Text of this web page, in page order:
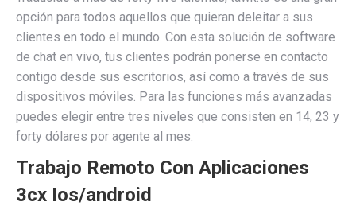
opción para todos aquellos que quieran deleitar a sus
clientes en todo el mundo. Con esta solución de software
de chat en vivo, tus clientes podrán ponerse en contacto
contigo desde sus escritorios, así como a través de sus
dispositivos móviles. Para las funciones más avanzadas
puedes elegir entre tres niveles que consisten en 14, 23 y
forty dólares por agente al mes.
Trabajo Remoto Con Aplicaciones
3cx Ios/android